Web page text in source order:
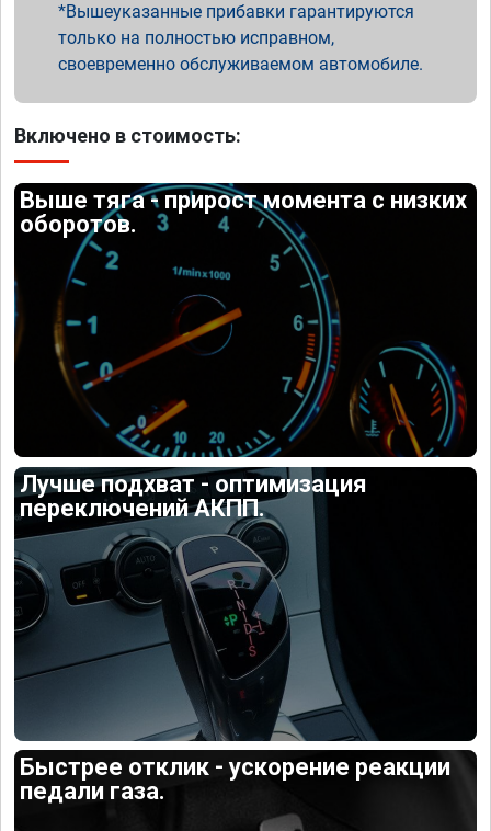
Вышеуказанные прибавки гарантируются
только на полностью исправном,
своевременно обслуживаемом автомобиле.
Включено в стоимость:
Выше тяга - прирост момента с низких
оборотов.
Лучше подхват - оптимизация
переключений АКПП.
Быстрее отклик - ускорение реакции
педали газа.